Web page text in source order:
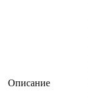
Описание